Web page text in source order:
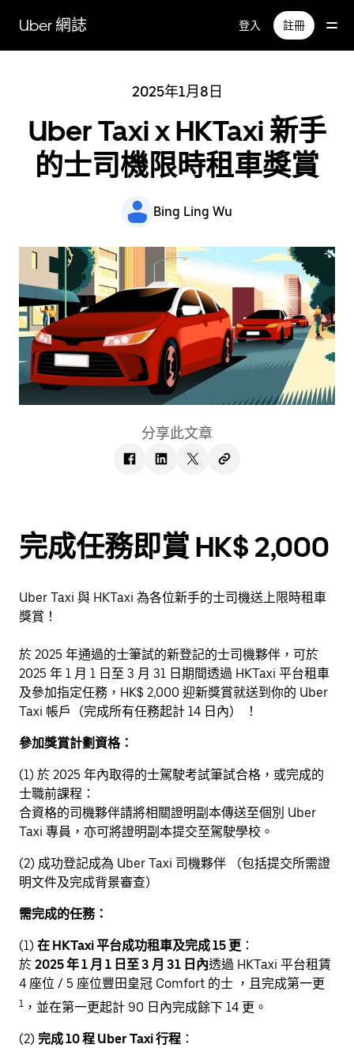
Uber 網誌 登入 註冊
2025年1月8日
Uber Taxi x HKTaxi 新手
的士司機限時租車獎賞
Bing Ling Wu
分享此文章
完成任務即賞 HK$ 2,000
Uber Taxi 與 HKTaxi 為各位新手的士司機送上限時租車
獎賞！
於 2025 年通過的士筆試的新登記的士司機夥伴，可於
2025 年 1 月 1 日至 3 月 31 日期間透過 HKTaxi 平台租車
及參加指定任務，HK$ 2,000 迎新獎賞就送到你的 Uber
Taxi 帳戶（完成所有任務起計 14 日內） ！
參加獎賞計劃資格：
(1) 於 2025 年內取得的士駕駛考試筆試合格，或完成的
士職前課程：
合資格的司機夥伴請將相關證明副本傳送至個別 Uber
Taxi 專員，亦可將證明副本提交至駕駛學校。
(2) 成功登記成為 Uber Taxi 司機夥伴 （包括提交所需證
明文件及完成背景審查）
需完成的任務：
(1) 在 HKTaxi 平台成功租車及完成 15 更 ：
於 2025 年 1 月 1 日至 3 月 31 日內透過 HKTaxi 平台租賃
4 座位 / 5 座位豐田皇冠 Comfort 的士 ，且完成第一更
1 ，並在第一更起計 90 日內完成餘下 14 更。
(2) 完成 10 程 Uber Taxi 行程 ：